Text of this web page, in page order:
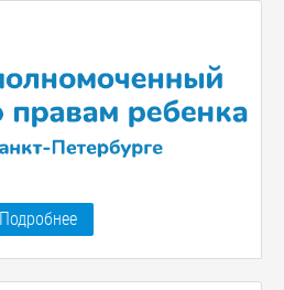
Подробнее